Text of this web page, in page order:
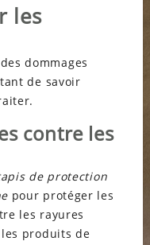
les
dommages
de savoir
contre les
de protection
pour protéger les
les rayures
produits de